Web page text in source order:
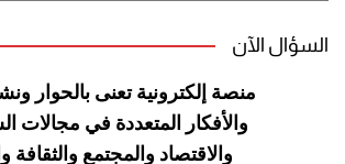
السؤال الآن
منصة إلكترونية تعنى بالحوار
والأفكار المتعددة في مجالات
والاقتصاد والمجتمع والثقافة